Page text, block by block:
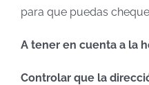
para que puedas
A tener en cuenta a la
Controlar que la